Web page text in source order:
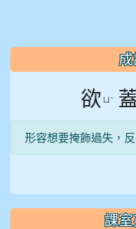
:::
欲 ˋ
形容想要掩飾過失，
課